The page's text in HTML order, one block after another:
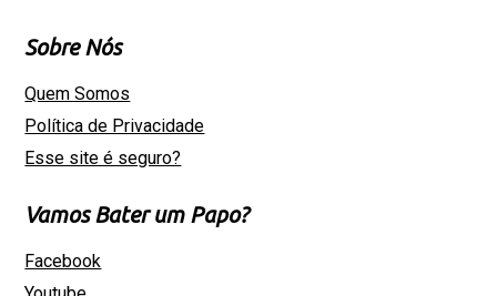
Sobre Nós
Quem Somos
Política de Privacidade
Esse site é seguro?
Vamos Bater um Papo?
Facebook